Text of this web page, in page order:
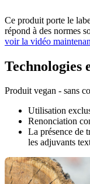
Ce produit porte le
répond à des normes
voir la vidéo
Technologies
Produit vegan - sans
Utilisation
Renonciation
La présence de
les adjuvants